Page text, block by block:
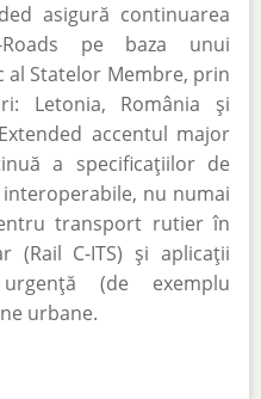
asigură continuarea
Roads pe baza unui
Statelor Membre, prin
Letonia, România și
accentul major
a specificațiilor de
interoperabile, nu numai
transport rutier în
(Rail C-ITS) și aplicații
(de exemplu
urbane.